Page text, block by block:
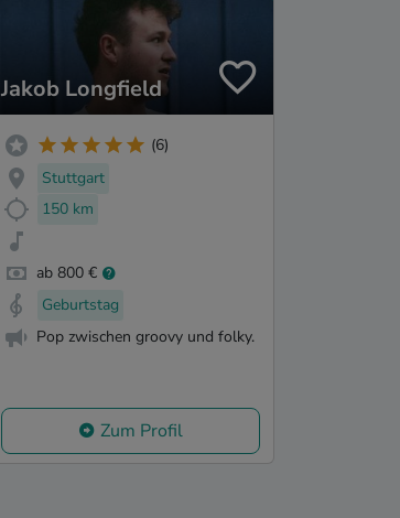
Jakob Longfield
(6)
Stuttgart
150 km
ab 800 €
Geburtstag
Pop zwischen groovy und folky.
Zum Profil